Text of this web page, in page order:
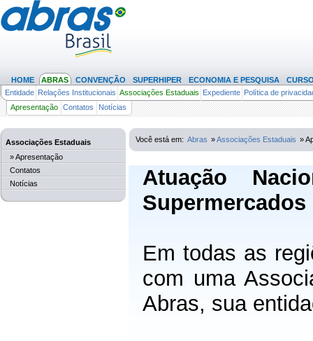
HOME ABRAS CONVENÇÃO SUPERHIPER ECONOMIA E PESQUISA
Entidade Relações Institucionais Associações Estaduais Expediente Política de
Apresentação Contatos
Notícias
Associações Estaduais
» Apresentação
Contatos
Notícias
Você está em: Abras »Associações Estaduais »
Atuação
Supermercados
Em todas as
com uma
Abras, sua